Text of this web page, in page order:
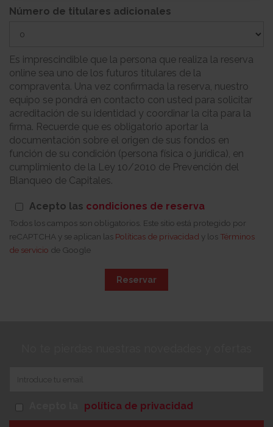
Número de titulares adicionales
Es imprescindible que la persona que realiza la reserva
online sea uno de los futuros titulares de la
compraventa. Una vez confirmada la reserva, nuestro
equipo se pondrá en contacto con usted para solicitar
acreditación de su identidad y coordinar la cita para la
firma. Recuerde que es obligatorio aportar la
documentación sobre el origen de sus fondos en
función de su condición (persona física o jurídica), en
cumplimiento de la Ley 10/2010 de Prevención del
Blanqueo de Capitales.
Acepto las condiciones de reserva
Todos los campos son obligatorios. Este sitio está protegido por
reCAPTCHA y se aplican las Políticas de privacidad y los Términos
de servicio de Google
Reservar
política de privacidad